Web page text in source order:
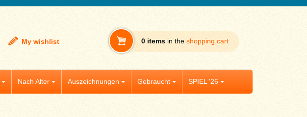
My wishlist 0 items in the shopping cart
Nach Alter Auszeichnungen Gebraucht SPIEL '26